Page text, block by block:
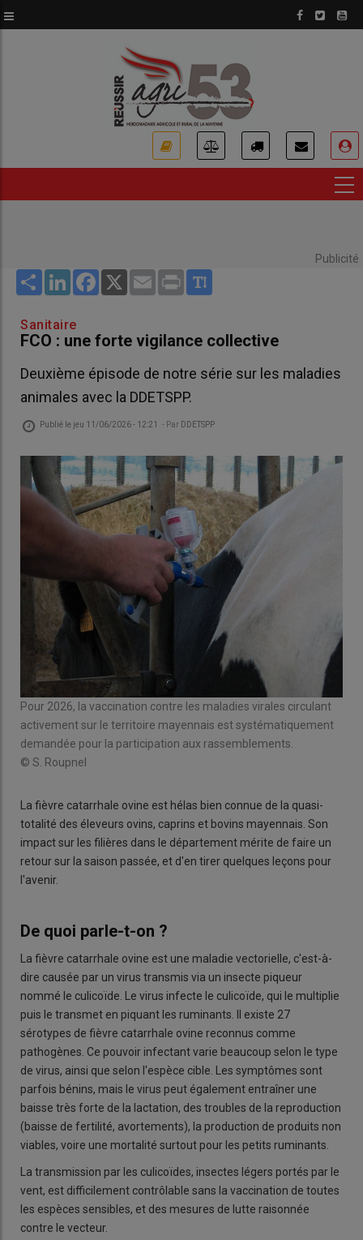
au
Publicité
Share LinkedInFacebook
X Email Print
Sanitaire
FCO : une forte vigilance collective
Deuxième épisode de notre série sur les maladies
animales avec la DDETSPP.
Publié le jeu 11/06/2026 - 12:21 - Par DDETSPP
Pour 2026, la vaccination contre les maladies virales circulant
activement sur le territoire mayennais est systématiquement
demandée pour la participation aux rassemblements.
© S. Roupnel
La fièvre catarrhale ovine est hélas bien connue de la quasi-
totalité des éleveurs ovins, caprins et bovins mayennais. Son
impact sur les filières dans le département mérite de faire un
retour sur la saison passée, et d'en tirer quelques leçons pour
l'avenir.
De quoi parle-t-on ?
La fièvre catarrhale ovine est une maladie vectorielle, c'est-à-
dire causée par un virus transmis via un insecte piqueur
nommé le culicoïde. Le virus infecte le culicoïde, qui le multiplie
puis le transmet en piquant les ruminants. Il existe 27
sérotypes de fièvre catarrhale ovine reconnus comme
pathogènes. Ce pouvoir infectant varie beaucoup selon le type
de virus, ainsi que selon l'espèce cible. Les symptômes sont
parfois bénins, mais le virus peut également entraîner une
baisse très forte de la lactation, des troubles de la reproduction
(baisse de fertilité, avortements), la production de produits non
viables, voire une mortalité surtout pour les petits ruminants.
La transmission par les culicoïdes, insectes légers portés par le
vent, est difficilement contrôlable sans la vaccination de toutes
les espèces sensibles, et des mesures de lutte raisonnée
contre le vecteur.